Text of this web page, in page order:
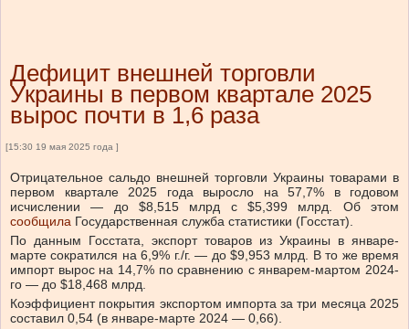
Дефицит внешней торговли
Украины в первом квартале 2025
вырос почти в 1,6 раза
[15:30 19 мая 2025 года ]
Отрицательное сальдо внешней торговли Украины товарами в
первом квартале 2025 года выросло на 57,7% в годовом
исчислении — до $8,515 млрд с $5,399 млрд. Об этом
сообщила Государственная служба статистики (Госстат).
По данным Госстата, экспорт товаров из Украины в январе-
марте сократился на 6,9% г./г. — до $9,953 млрд. В то же время
импорт вырос на 14,7% по сравнению с январем-мартом 2024-
го — до $18,468 млрд.
Коэффициент покрытия экспортом импорта за три месяца 2025
составил 0,54 (в январе-марте 2024 — 0,66).